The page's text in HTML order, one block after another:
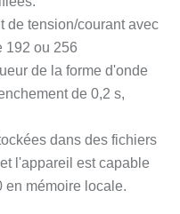
de tension/courant avec
192 ou 256
de la forme d'onde
de 0,2 s,
dans des fichiers
l'appareil est capable
en mémoire locale.